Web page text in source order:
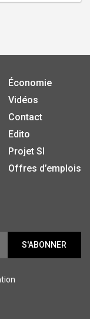
Économie
Vidéos
Contact
Edito
Projet SI
Offres d’emplois
S'ABONNER